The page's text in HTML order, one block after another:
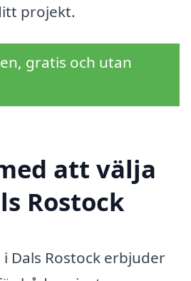
projekt.
gratis och utan
att välja
Rostock
Dals Rostock erbjuder